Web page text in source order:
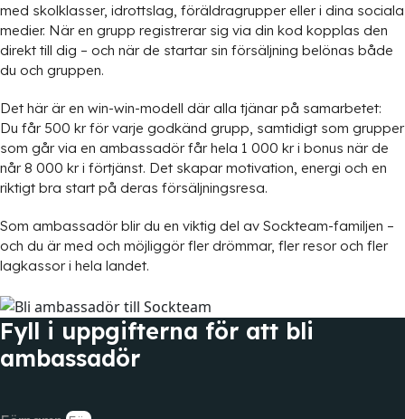
med skolklasser, idrottslag, föräldragrupp­er eller i dina sociala
medier. När en grupp registrerar sig via din kod kopplas den
direkt till dig – och när de startar sin försäljning belönas både
du och gruppen.
Det här är en win-win-modell där alla tjänar på samarbetet:
Du får 500 kr för varje godkänd grupp, samtidigt som grupper
som går via en ambassadör får hela 1 000 kr i bonus när de
når 8 000 kr i förtjänst. Det skapar motivation, energi och en
riktigt bra start på deras försäljningsresa.
Som ambassadör blir du en viktig del av Sockteam-familjen –
och du är med och möjliggör fler drömmar, fler resor och fler
lagkassor i hela landet.
Fyll i uppgifterna för att bli
ambassadör